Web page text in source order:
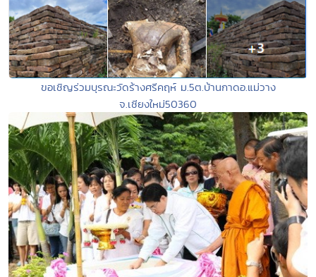
ขอเชิญร่วมบุรณะวัดร้างศรีคฤห์ ม.5ต.บ้านกาดอ.แม่วาง
จ.เชียงใหม่50360